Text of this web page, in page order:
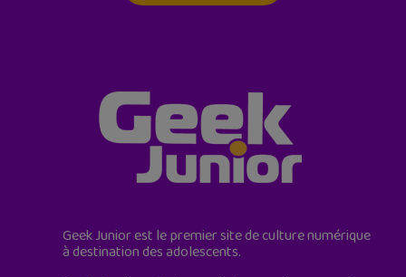
Geek Junior est le premier site de culture numérique
à destination des adolescents.